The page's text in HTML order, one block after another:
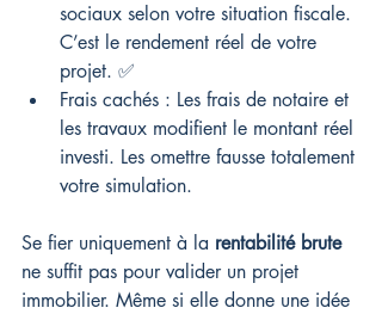
sociaux selon votre situation fiscale.
C’est le rendement réel de votre
projet. ✅
Frais cachés : Les frais de notaire et
les travaux modifient le montant réel
investi. Les omettre fausse totalement
votre simulation.
Se fier uniquement à la rentabilité brute
ne suffit pas pour valider un projet
immobilier. Même si elle donne une idée